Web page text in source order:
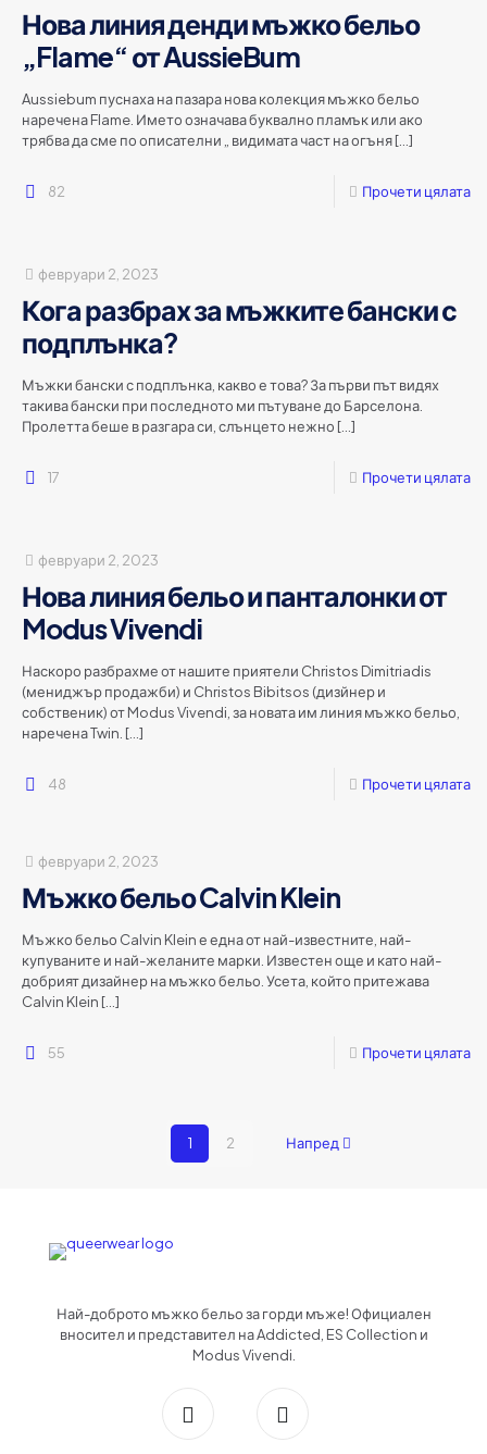
Нова линия денди мъжко бельо
„Flame“ от AussieBum
Aussiebum пуснаха на пазара нова колекция мъжко бельо
наречена Flame. Името означава буквално пламък или ако
трябва да сме по описателни „ видимата част на огъня[…]
82 Прочети цялата
февруари 2, 2023
Кога разбрах за мъжките бански с
подплънка?
Мъжки бански с подплънка, какво е това? За първи път видях
такива бански при последното ми пътуване до Барселона.
Пролетта беше в разгара си, слънцето нежно […]
17 Прочети цялата
февруари 2, 2023
Нова линия бельо и панталонки от
Modus Vivendi
Наскоро разбрахме от нашите приятели Christos Dimitriadis
(мениджър продажби) и Christos Bibitsos (дизйнер и
собственик) от Modus Vivendi, за новата им линия мъжко бельо,
наречена Twin. […]
48 Прочети цялата
февруари 2, 2023
Мъжко бельо Calvin Klein
Мъжко бельо Calvin Klein е една от най-известните, най-
купуваните и най-желаните марки. Известен още и като най-
добрият дизайнер на мъжко бельо. Усета, който притежава
Calvin Klein […]
55 Прочети цялата
1 2 Напред
Най-доброто мъжко бельо за горди мъже! Официален
вносител и представител на Addicted, ES Collection и
Modus Vivendi.